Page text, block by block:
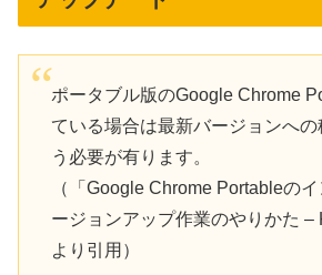
ポータブル版のGoogle Chrome
ている場合は最新バージョンへ
う必要が有ります。
（「Google Chrome Portableの
ージョンアップ作業のやりかた –
より引用）